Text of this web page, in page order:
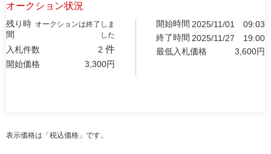
オークション状況
残り時
間
オークションは終了しま
した
入札件数 2 件
開始価格 3,300円
開始時間 2025/11/01
09:03
終了時間 2025/11/27
19:00
最低入札価格
3,600円
表示価格は「税込価格」です。